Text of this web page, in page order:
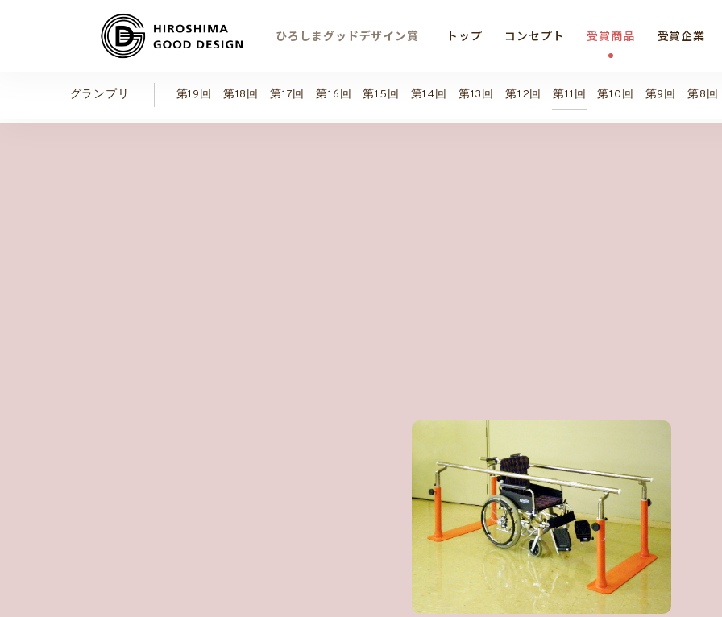
ひろしまグッドデザイン賞 トップ コンセプト 受賞商品 受賞企業
グランプリ 第19回 第18回 第17回 第16回 第15回 第14回 第13回 第12回 第11回 第10回 第9回 第8回